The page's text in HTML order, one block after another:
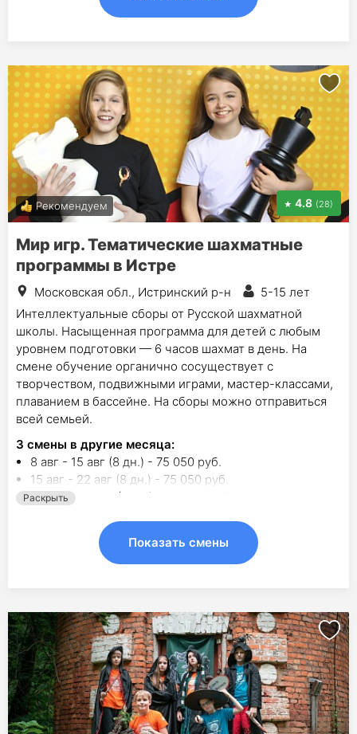
Рекомендуем 4.8 (28)
Мир игр. Тематические шахматные
программы в Истре
Московская обл., Истринский р-н
5-15 лет
Интеллектуальные сборы от Русской шахматной
школы. Насыщенная программа для детей с любым
уровнем подготовки — 6 часов шахмат в день. На
смене обучение органично сосуществует с
творчеством, подвижными играми, мастер-классами,
плаванием в бассейне. На сборы можно отправиться
всей семьей.
3 смены в другие месяца:
8 авг - 15 авг (8 дн.) - 75 050 руб.
15 авг - 22 авг (8 дн.) - 75 050 руб.
22 авг - 29 авг (8 дн.) - 75 050 руб.
Раскрыть
Показать смены